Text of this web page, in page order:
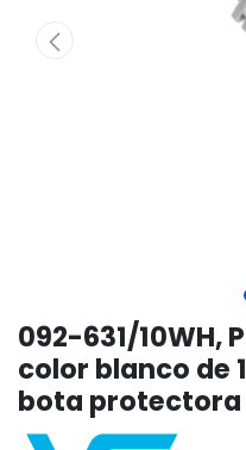
092-631/10WH,
color blanco de
bota